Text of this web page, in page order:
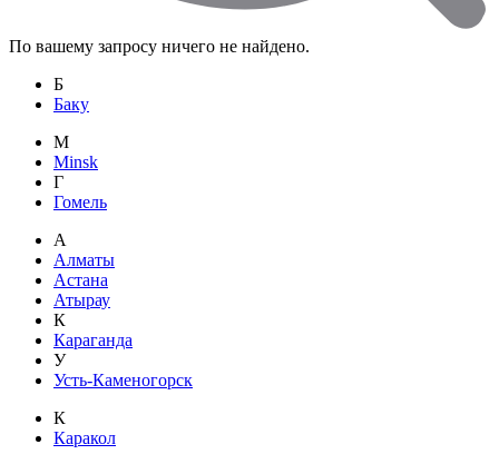
По вашему запросу ничего не найдено.
Б
Баку
M
Minsk
Г
Гомель
А
Алматы
Астана
Атырау
К
Караганда
У
Усть-Каменогорск
К
Каракол